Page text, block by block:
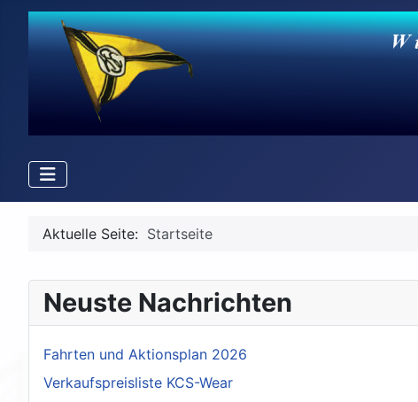
Aktuelle Seite: Startseite
Neuste Nachrichten
Fahrten und Aktionsplan 2026
Verkaufspreisliste KCS-Wear